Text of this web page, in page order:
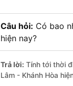
Câu hỏi: Có bao
hiện nay?
Trả lời: Tính tới thời
Lâm - Khánh Hòa